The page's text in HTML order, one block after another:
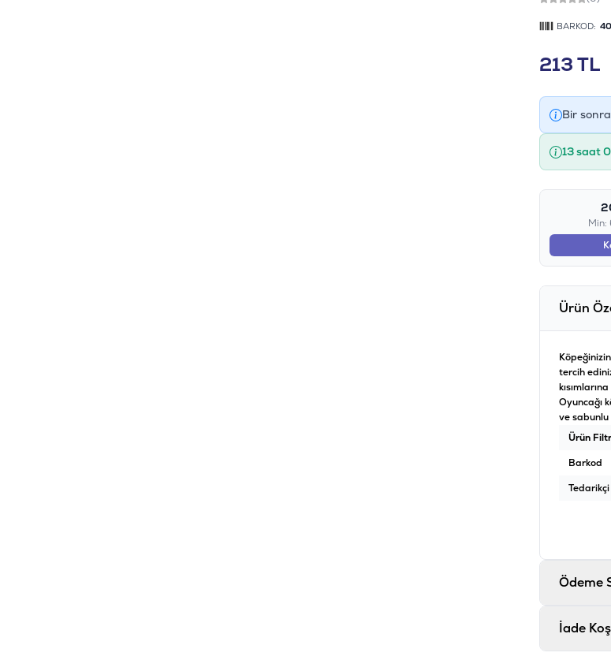
BARKOD:
213TL
Bir
13 saat
Min:
Ürün
tercih
Oyuncağı
ve sabunlu
Ürün
Barkod
Ödeme
İade